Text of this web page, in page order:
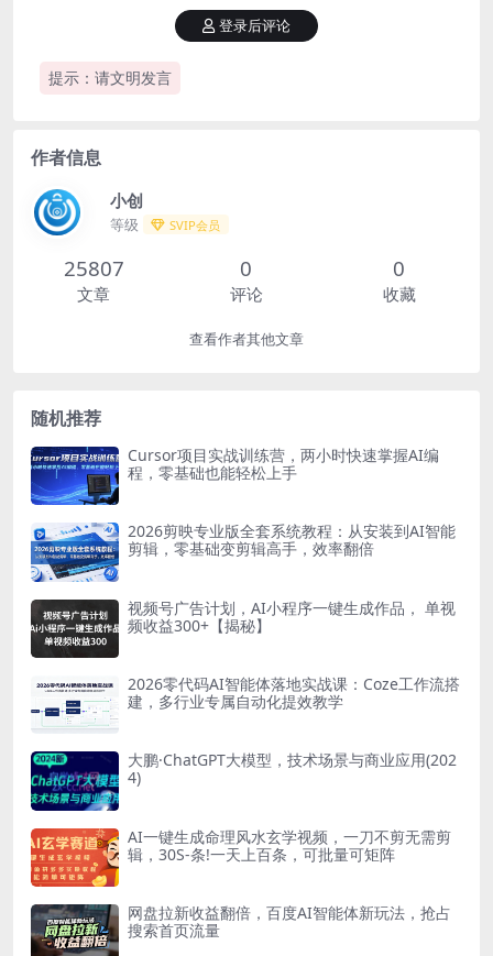
提示：请文明发言
登录后评论
作者信息
小创
等级 SVIP会员
25807
文章
0
评论
0
收藏
查看作者其他文章
随机推荐
Cursor项目实战训练营，两小时快速掌握AI编
程，零基础也能轻松上手
2026剪映专业版全套系统教程：从安装到AI智能
剪辑，零基础变剪辑高手，效率翻倍
视频号广告计划，AI小程序一键生成作品， 单视
频收益300+【揭秘】
2026零代码AI智能体落地实战课：Coze工作流搭
建，多行业专属自动化提效教学
大鹏·ChatGPT大模型，技术场景与商业应用(202
4)
AI一键生成命理风水玄学视频，一刀不剪无需剪
辑，30S-条!一天上百条，可批量可矩阵
网盘拉新收益翻倍，百度AI智能体新玩法，抢占
搜索首页流量